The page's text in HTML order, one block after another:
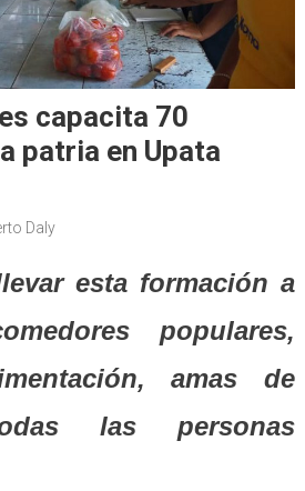
capacita 70
patria en Upata
Daly
esta formación a
populares,
amas de
las personas